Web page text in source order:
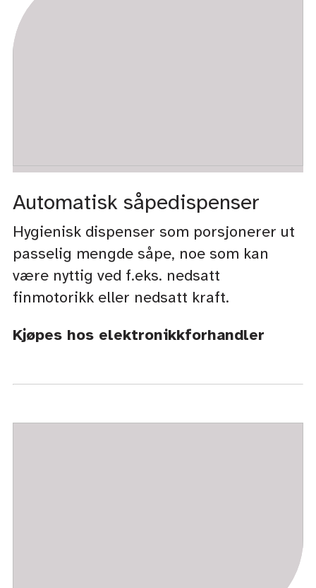
Automatisk såpedispenser
Hygienisk dispenser som porsjonerer ut
passelig mengde såpe, noe som kan
være nyttig ved f.eks. nedsatt
finmotorikk eller nedsatt kraft.
Kjøpes hos elektronikkforhandler